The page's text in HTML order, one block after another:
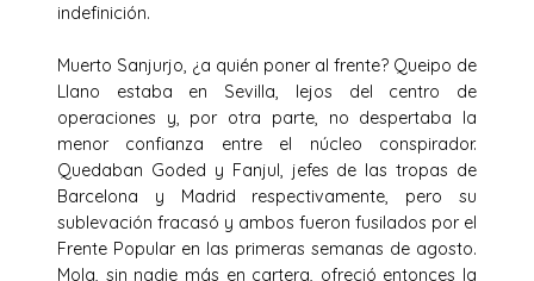
indefinición.
Muerto Sanjurjo, ¿a quién poner al frente? Queipo de
Llano estaba en Sevilla, lejos del centro de
operaciones y, por otra parte, no despertaba la
menor confianza entre el núcleo conspirador.
Quedaban Goded y Fanjul, jefes de las tropas de
Barcelona y Madrid respectivamente, pero su
sublevación fracasó y ambos fueron fusilados por el
Frente Popular en las primeras semanas de agosto.
Mola, sin nadie más en cartera, ofreció entonces la